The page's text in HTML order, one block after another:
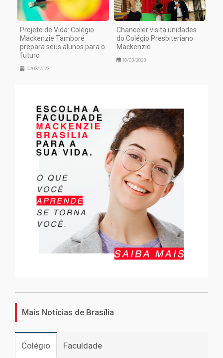
Projeto de Vida: Colégio
Mackenzie Tamboré
prepara seus alunos para o
futuro
10/03/2023
Chanceler visita unidades
do Colégio Presbiteriano
Mackenzie
10/03/2023
Mais Notícias de Brasília
Colégio Faculdade